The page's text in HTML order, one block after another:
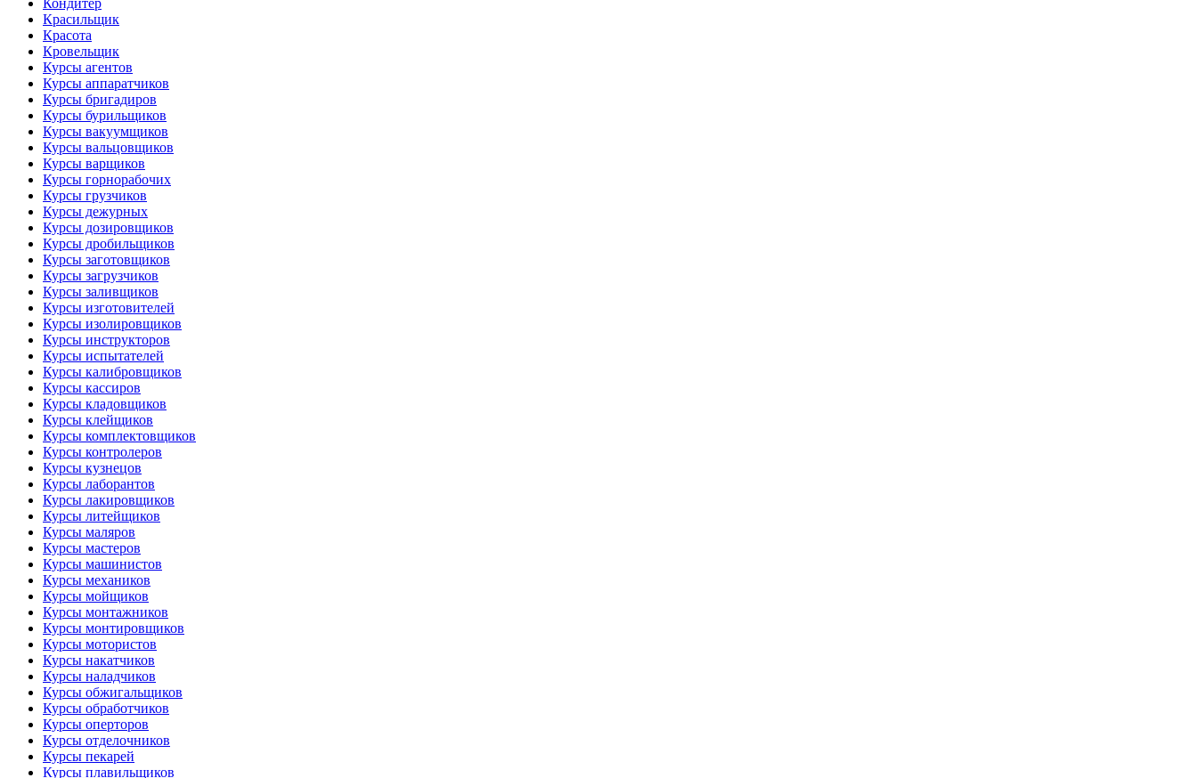
Кондитер
Красильщик
Красота
Кровельщик
Курсы агентов
Курсы аппаратчиков
Курсы бригадиров
Курсы бурильщиков
Курсы вакуумщиков
Курсы вальцовщиков
Курсы варщиков
Курсы горнорабочих
Курсы грузчиков
Курсы дежурных
Курсы дозировщиков
Курсы дробильщиков
Курсы заготовщиков
Курсы загрузчиков
Курсы заливщиков
Курсы изготовителей
Курсы изолировщиков
Курсы инструкторов
Курсы испытателей
Курсы калибровщиков
Курсы кассиров
Курсы кладовщиков
Курсы клейщиков
Курсы комплектовщиков
Курсы контролеров
Курсы кузнецов
Курсы лаборантов
Курсы лакировщиков
Курсы литейщиков
Курсы маляров
Курсы мастеров
Курсы машинистов
Курсы механиков
Курсы мойщиков
Курсы монтажников
Курсы монтировщиков
Курсы мотористов
Курсы накатчиков
Курсы наладчиков
Курсы обжигальщиков
Курсы обработчиков
Курсы оперторов
Курсы отделочников
Курсы пекарей
Курсы плавильщиков